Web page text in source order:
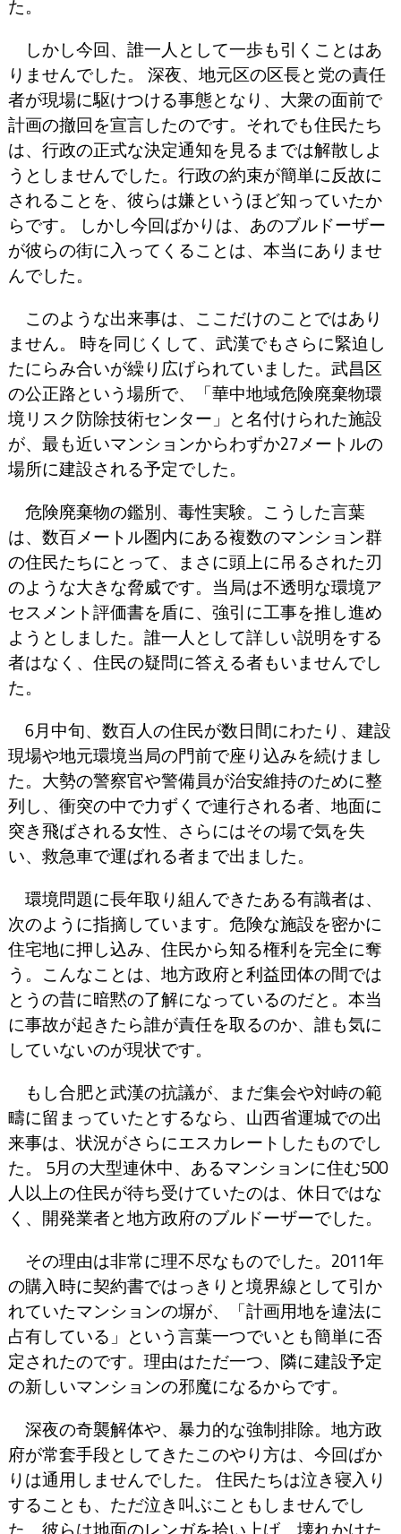
た。
しかし今回、誰一人として一歩も引くことはあ
りませんでした。 深夜、地元区の区長と党の責任
者が現場に駆けつける事態となり、大衆の面前で
計画の撤回を宣言したのです。それでも住民たち
は、行政の正式な決定通知を見るまでは解散しよ
うとしませんでした。行政の約束が簡単に反故に
されることを、彼らは嫌というほど知っていたか
らです。 しかし今回ばかりは、あのブルドーザー
が彼らの街に入ってくることは、本当にありませ
んでした。
このような出来事は、ここだけのことではあり
ません。 時を同じくして、武漢でもさらに緊迫し
たにらみ合いが繰り広げられていました。武昌区
の公正路という場所で、「華中地域危険廃棄物環
境リスク防除技術センター」と名付けられた施設
が、最も近いマンションからわずか27メートルの
場所に建設される予定でした。
危険廃棄物の鑑別、毒性実験。こうした言葉
は、数百メートル圏内にある複数のマンション群
の住民たちにとって、まさに頭上に吊るされた刃
のような大きな脅威です。当局は不透明な環境ア
セスメント評価書を盾に、強引に工事を推し進め
ようとしました。誰一人として詳しい説明をする
者はなく、住民の疑問に答える者もいませんでし
た。
6月中旬、数百人の住民が数日間にわたり、建設
現場や地元環境当局の門前で座り込みを続けまし
た。大勢の警察官や警備員が治安維持のために整
列し、衝突の中で力ずくで連行される者、地面に
突き飛ばされる女性、さらにはその場で気を失
い、救急車で運ばれる者まで出ました。
環境問題に長年取り組んできたある有識者は、
次のように指摘しています。危険な施設を密かに
住宅地に押し込み、住民から知る権利を完全に奪
う。こんなことは、地方政府と利益団体の間では
とうの昔に暗黙の了解になっているのだと。本当
に事故が起きたら誰が責任を取るのか、誰も気に
していないのが現状です。
もし合肥と武漢の抗議が、まだ集会や対峙の範
疇に留まっていたとするなら、山西省運城での出
来事は、状況がさらにエスカレートしたものでし
た。 5月の大型連休中、あるマンションに住む500
人以上の住民が待ち受けていたのは、休日ではな
く、開発業者と地方政府のブルドーザーでした。
その理由は非常に理不尽なものでした。2011年
の購入時に契約書ではっきりと境界線として引か
れていたマンションの塀が、「計画用地を違法に
占有している」という言葉一つでいとも簡単に否
定されたのです。理由はただ一つ、隣に建設予定
の新しいマンションの邪魔になるからです。
深夜の奇襲解体や、暴力的な強制排除。地方政
府が常套手段としてきたこのやり方は、今回ばか
りは通用しませんでした。 住民たちは泣き寝入り
することも、ただ泣き叫ぶこともしませんでし